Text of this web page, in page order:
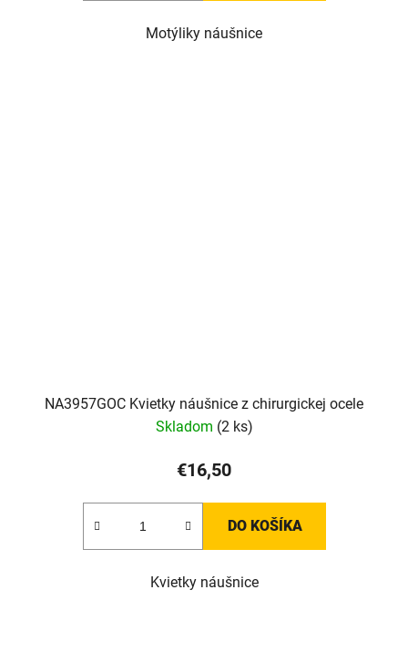
Motýliky náušnice
NA3957GOC Kvietky náušnice z chirurgickej ocele
Skladom (2 ks)
€16,50
DO KOŠÍKA
Kvietky náušnice